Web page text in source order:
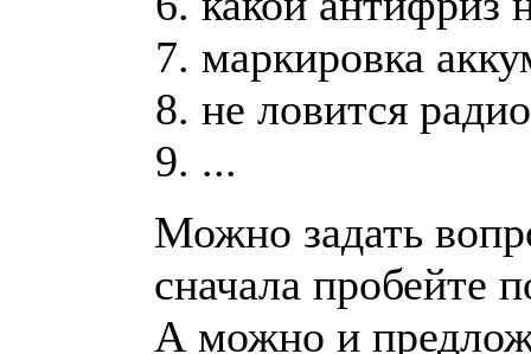
маркировка
не ловится
...
Можно задать
сначала пробейте
А можно и